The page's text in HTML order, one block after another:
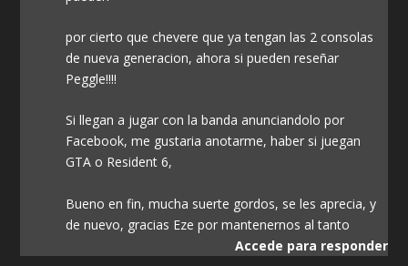
por cierto que chevere que ya tengan las 2 consolas
de nueva generacion, ahora si pueden reseñar
Peggle!!!!
Si llegan a jugar con la banda anunciandolo por
Facebook, me gustaria anotarme, haber si juegan
GTA o Resident 6,
Bueno en fin, mucha suerte gordos, se les aprecia, y
de nuevo, gracias Eze por mantenernos al tanto
Accede para responder